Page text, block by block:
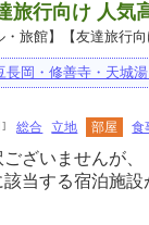
旅行向け 人気
・旅館】【友達旅行
長岡・修善寺・天城
] 総合 立地 部屋 食
ざいませんが、
該当する宿泊施